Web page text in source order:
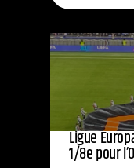
Ligue
1/8e pour